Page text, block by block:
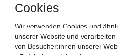
Cookies
Wir verwenden Cookies und
unserer Website und
von Besucher:innen unserer